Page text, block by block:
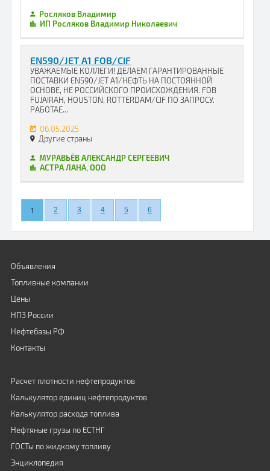
Росляков Владимир
ИП Росляков Владимир Николаевич
EN590/JET A1 FOB/CIF
УВАЖАЕМЫЕ КОЛЛЕГИ! ДЕЛАЕМ ГАРАНТИРОВАННЫЕ
ПОСТАВКИ EN590/JET A1/НЕФТЬ НА ПОСТОЯННОЙ
ОСНОВЕ, НЕ РОССИЙСКОГО ПРОИСХОЖДЕНИЯ. FOB
FUJAIRAH, HOUSTON, ROTTERDAM/CIF ПО ЗАПРОСУ.
РАБОТАЕ...
06.05.2025
Другие страны
МУРАВЬЁВ АЛЕКСАНДР СЕРГЕЕВИЧ
АСТРА ЛАНА, ООО
1 2 3 4 5 6
Объявления
Топливные компании
Цены
НПЗ России
Нефтебазы РФ
Контакты
Расчет плотности нефтепродуктов
Калькулятор единиц нефтепродуктов
Калькулятор расхода топлива
Нефтяные грузы по ЕСТНГ
ГОСТы по жидкому топливу
Энциклопедия